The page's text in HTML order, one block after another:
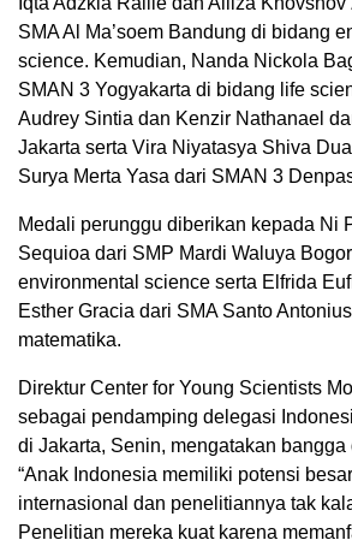
SMA Al Ma’soem Bandung di bidang
science. Kemudian, Nanda Nickola
SMAN 3 Yogyakarta di bidang life
Audrey Sintia dan Kenzir Nathanael
Jakarta serta Vira Niyatasya Shiva
Surya Merta Yasa dari SMAN 3
Medali perunggu diberikan kepada Ni
Sequioa dari SMP Mardi Waluya
environmental science serta Elfrida
Esther Gracia dari SMA Santo
matematika.
Direktur Center for Young Scientists
sebagai pendamping delegasi
di Jakarta, Senin, mengatakan
“Anak Indonesia memiliki potensi
internasional dan penelitiannya tak
Penelitian mereka kuat karena